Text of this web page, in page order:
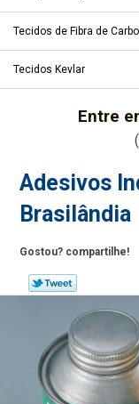
Tecidos de Fibra de
Tecidos Kevlar
Entre
Adesivos
Brasilândia
Gostou? compartilhe!